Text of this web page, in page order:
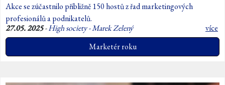
Akce se zúčastnilo přibližně 150 hostů z řad marketingových
profesionálů a podnikatelů.
27.05. 2025-High society - Marek Zelený
více
Marketér roku